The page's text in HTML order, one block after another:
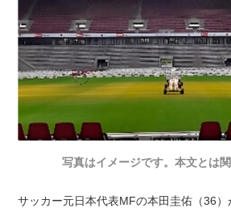
写真はイメージです。本文とは
サッカー元日本代表MFの本田圭佑（36